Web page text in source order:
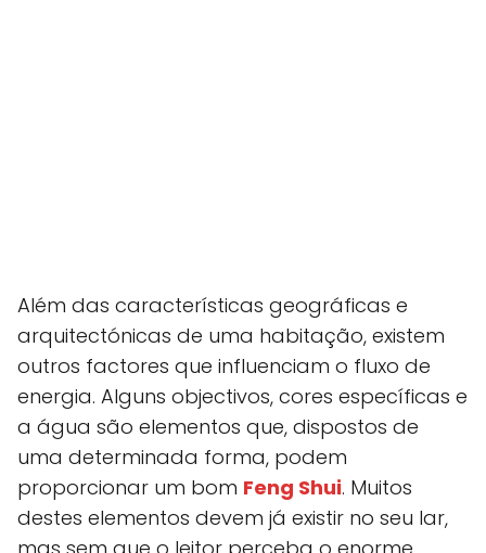
Além das características geográficas e
arquitectónicas de uma habitação, existem
outros factores que influenciam o fluxo de
energia. Alguns objectivos, cores específicas e
a água são elementos que, dispostos de
uma determinada forma, podem
proporcionar um bom Feng Shui. Muitos
destes elementos devem já existir no seu lar,